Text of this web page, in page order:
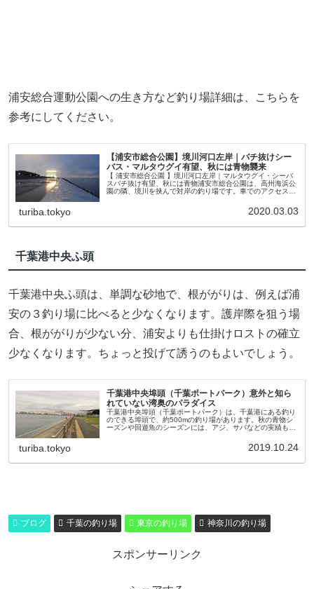
浦安総合運動公園への生き方など釣り場詳細は、こちらを
参考にしてください。
【浦安市総合公園】境川河口左岸｜バチ抜けシー
バス・マルタウグイ有望、秋には青物襲来
【 浦安市総合公園 】境川河口左岸｜マルタウグイ・シーバ
スバチ抜け有望、秋には青物浦安市総合公園は、高州海浜公
園の隣、境川を挟んで対岸の釣り場です。車でのアクセスは
turiba.tokyo 2020.03.03
千葉港中央ふ頭
千葉港中央ふ頭は、単調な砂地で、根ががりは、例えば浦
安の３釣り場に比べると少なくなります。護岸際を狙う場
合、根ががりが少ない分、浦安よりも仕掛けロストの確立
少なくなります。ちょっと投げて誘うのもよいでしょう。
千葉港中央埠頭（千葉ポートパーク）意外と知ら
れていない湾奥のパラダイス
千葉港中央埠頭（千葉ポートパーク）は、千葉港にある釣り
のできる埠頭で、約500mの釣り場があります。秋の青物シ
ーズンや回遊魚のシーズンには、アジ、サバなどの実績もあ
turiba.tokyo 2019.10.24
ブログ 千葉の釣り場 東京の釣り場 神奈川の釣り場
スポンサーリンク